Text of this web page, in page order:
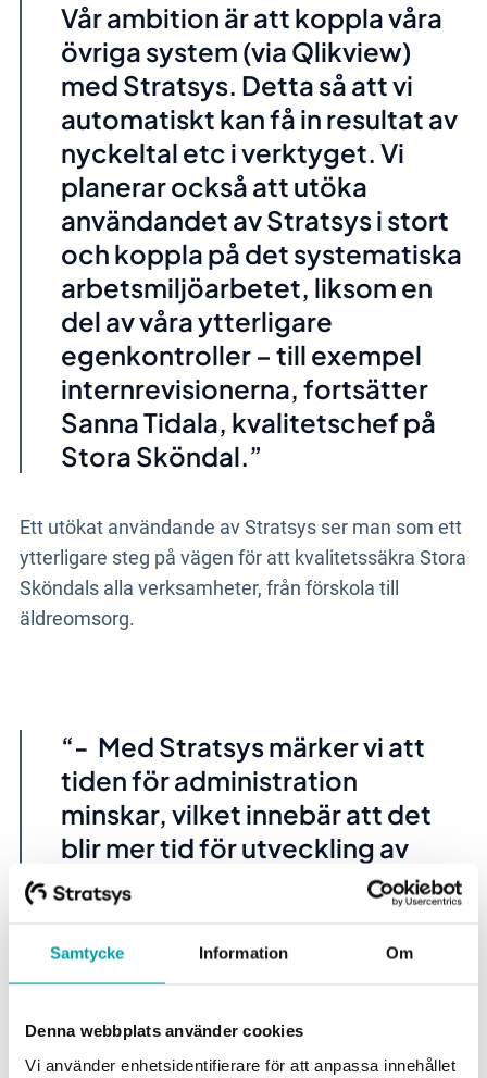
Samtycke Information Om
Denna webbplats använder cookies
Vi använder enhetsidentifierare för att anpassa innehållet
Vår ambition är att koppla våra
övriga system (via Qlikview)
med Stratsys. Detta så att vi
automatiskt kan få in resultat av
nyckeltal etc i verktyget. Vi
planerar också att utöka
användandet av Stratsys i stort
och koppla på det systematiska
arbetsmiljöarbetet, liksom en
del av våra ytterligare
egenkontroller – till exempel
internrevisionerna, fortsätter
Sanna Tidala, kvalitetschef på
Stora Sköndal.
Ett utökat användande av Stratsys ser man som ett
ytterligare steg på vägen för att kvalitetssäkra Stora
Sköndals alla verksamheter, från förskola till
äldreomsorg.
- Med Stratsys märker vi att
tiden för administration
minskar, vilket innebär att det
blir mer tid för utveckling av
enheterna. Vår förhoppning är
att detta ska leda till
förbättrade insatser för våra
kunder i slutändan. Vi får
dessutom en bättre och
tydligare struktur på de